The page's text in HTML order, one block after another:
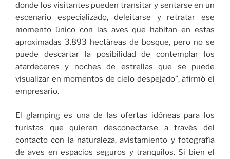
donde los visitantes pueden transitar y sentarse en un
escenario especializado, deleitarse y retratar ese
momento único con las aves que habitan en estas
aproximadas 3.893 hectáreas de bosque, pero no se
puede descartar la posibilidad de contemplar los
atardeceres y noches de estrellas que se puede
visualizar en momentos de cielo despejado”, afirmó el
empresario.
El glamping es una de las ofertas idóneas para los
turistas que quieren desconectarse a través del
contacto con la naturaleza, avistamiento y fotografía
de aves en espacios seguros y tranquilos. Si bien el